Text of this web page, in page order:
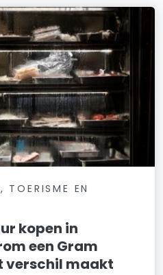
TOERISME EN
kopen in
een Gram
verschil maakt